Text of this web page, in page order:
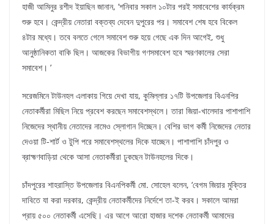
হাজী আমিনুর রশীদ ইয়াছিন জানান, ‘শনিবার সকাল ১০টার পরই সমাবেশের কার্যক্রম
শুরু হবে। কেন্দ্রীয় নেতারা বক্তব্য দেবেন দুপুরের পর। সমাবেশ শেষ হবে বিকেল
৪টার মধ্যে। তবে বলতে গেলে সমাবেশ শুরু হয়ে গেছে এক দিন আগেই, শুধু
আনুষ্ঠানিকতা বাকি ছিল। আজকের বিভাগীয় গণসমাবেশ হবে স্মরণকালের সেরা
সমাবেশ। ’
সরেজমিনে টাউনহল এলাকায় গিয়ে দেখা যায়, কুমিল্লার ১৭টি উপজেলার বিএনপির
নেতাকর্মীরা মিছিল নিয়ে প্রবেশ করছেন সমাবেশস্থলে। তারা জিয়া-খালেদার পাশাপাশি
নিজেদের স্থানীয় নেতাদের নামেও স্লোগান দিচ্ছেন। বেশির ভাগ কর্মী নিজেদের নেতার
দেওয়া টি-শার্ট ও টুপি পরে সমাবেশস্থলের দিকে যাচ্ছেন। পাশাপাশি চাঁদপুর ও
ব্রাহ্মণবাড়িয়া থেকে আসা নেতাকর্মীরা ঢুকছেন টাউনহলের দিকে।
চাঁদপুরের শাহরাস্তি উপজেলার বিএনপিকর্মী মো. সোহেল বলেন, ‘বেগম জিয়ার মুক্তির
দাবিতে যা করা দরকার, কেন্দ্রীয় নেতাকর্মীদের নির্দেশে তা-ই করব। সকালে আমরা
প্রায় ৫০০ নেতাকর্মী এসেছি। এর আগে আরো হাজার দশেক নেতাকর্মী আমাদের